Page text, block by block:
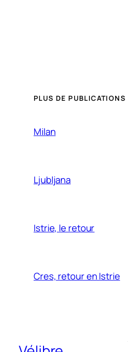
PLUS DE PUBLICATIONS
Milan
Ljubljana
Istrie, le retour
Cres, retour en Istrie